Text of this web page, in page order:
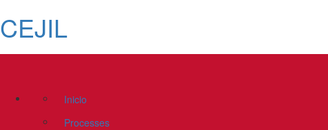
CEJIL
Inicio
Processes